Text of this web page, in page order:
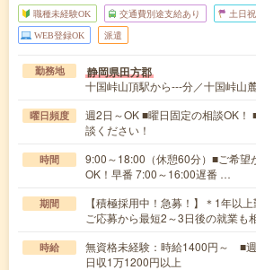
職種未経験OK 交通費別途支給あり 土日
WEB登録OK 派遣
勤務地 静岡県田方郡
十国峠山頂駅から---分／十国峠山
曜日頻度
週2日～OK ■曜日固定の相談OK！
談ください！
時間
9:00～18:00（休憩60分）■ご希望
OK！早番 7:00～16:00遅番 …
期間
【積極採用中！急募！】＊1年以
ご応募から最短2～3日後の就業も
時給
無資格未経験：時給1400円～
日収1万1200円以上